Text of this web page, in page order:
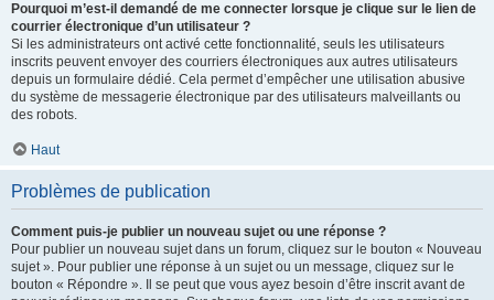
Pourquoi m’est-il demandé de me connecter lorsque je clique sur le lien de
courrier électronique d’un utilisateur ?
Si les administrateurs ont activé cette fonctionnalité, seuls les utilisateurs
inscrits peuvent envoyer des courriers électroniques aux autres utilisateurs
depuis un formulaire dédié. Cela permet d’empêcher une utilisation abusive
du système de messagerie électronique par des utilisateurs malveillants ou
des robots.
Haut
Problèmes de publication
Comment puis-je publier un nouveau sujet ou une réponse ?
Pour publier un nouveau sujet dans un forum, cliquez sur le bouton « Nouveau
sujet ». Pour publier une réponse à un sujet ou un message, cliquez sur le
bouton « Répondre ». Il se peut que vous ayez besoin d’être inscrit avant de